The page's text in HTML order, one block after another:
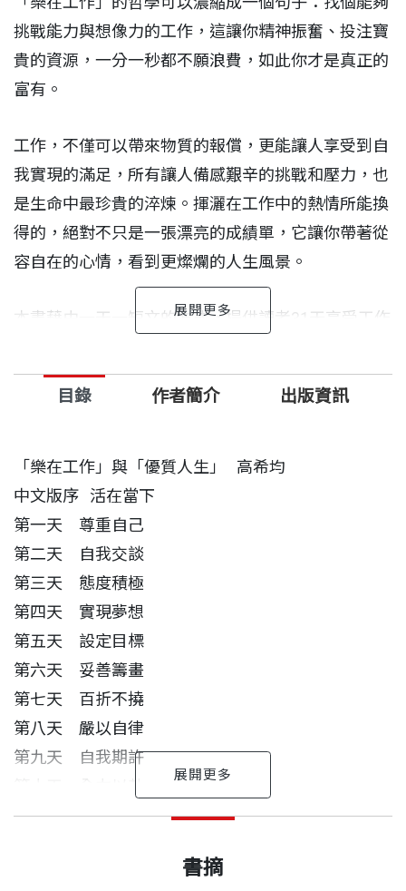
挑戰能力與想像力的工作，這讓你精神振奮、投注寶
貴的資源，一分一秒都不願浪費，如此你才是真正的
富有。
工作，不僅可以帶來物質的報償，更能讓人享受到自
我實現的滿足，所有讓人備感艱辛的挑戰和壓力，也
是生命中最珍貴的淬煉。揮灑在工作中的熱情所能換
得的，絕對不只是一張漂亮的成績單，它讓你帶著從
容自在的心情，看到更燦爛的人生風景。
本書藉由一天一短文的方式，提供讀者31天享受工作
激發熱忱、培養實力等等，還有最重要的一項，那就
是──「樂在其中」。
這些心法改變我們面對工作的態度，更能激發我們對
生命的熱忱。閱讀本書，讓你對工作產生不同的看
法，最重要的是，你會發現，工作也可以是幫助生命
成長的最大動力！
目錄 作者簡介 出版資訊
「樂在工作」與「優質人生」 高希均
中文版序 活在當下
第一天 尊重自己
第二天 自我交談
第三天 態度積極
第四天 實現夢想
第五天 設定目標
第六天 妥善籌畫
第七天 百折不撓
第八天 嚴以自律
第九天 自我期許
第十一天 奮鬥有成
一九三三年生，加州人，美國海軍官校畢業，擁有行
書摘